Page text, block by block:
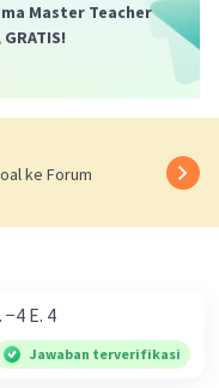
Master Teacher
ke Forum
D. −4 E. 4
Jawaban terverifikasi